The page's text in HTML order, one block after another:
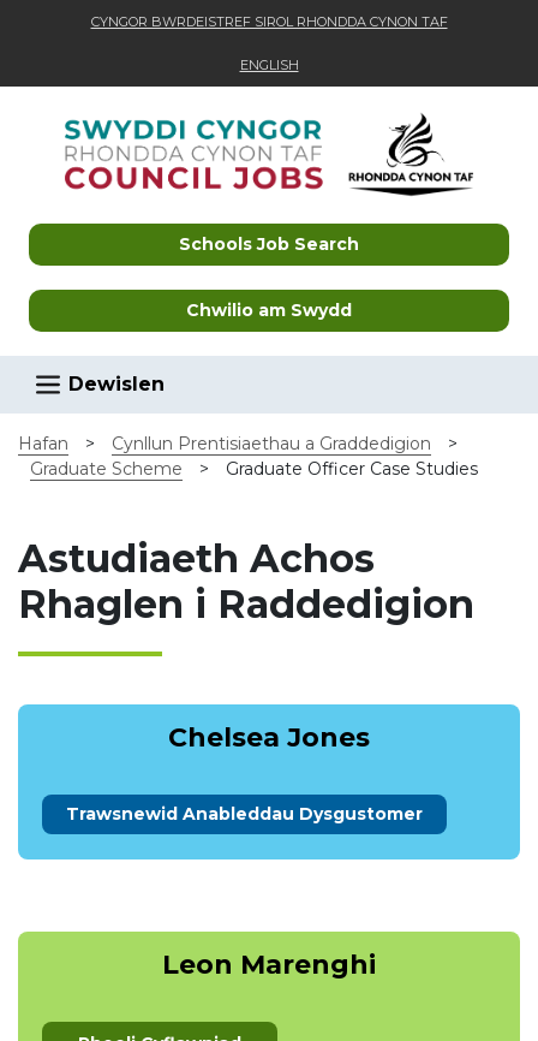
CYNGOR BWRDEISTREF SIROL RHONDDA CYNON TAF
ENGLISH
Schools Job Search
Chwilio am Swydd
Dewislen
Hafan > Cynllun Prentisiaethau a Graddedigion
>
Graduate Scheme
> Graduate Officer Case Studies
Astudiaeth Achos
Rhaglen i Raddedigion
Chelsea Jones
Trawsnewid Anableddau Dysgustomer
Leon Marenghi